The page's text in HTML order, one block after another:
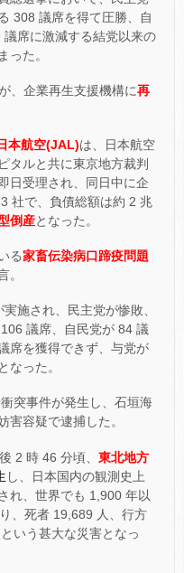
308 議席を得て圧勝、自
席に激減する結党以来の
った。
が、企業再生支援機構に再
本航空(JAL)は、日本航空
タルと共に東京地方裁判
日受理され、同日中に企
社で、負債総額は約 2 兆
倒産となった。
る家畜伝染病口蹄疫問題
。
施され、民主党が惨敗、
議席、自民党が 84 議
席を獲得できず、与党が
となった。
突事件が発生し、石垣海
害容疑で逮捕した。
2 時 46 分頃、 東北地方
し、日本国内の観測史上
れ、世界でも 1,900 年以
、死者 19,689 人、行方
いう甚大な災害となっ